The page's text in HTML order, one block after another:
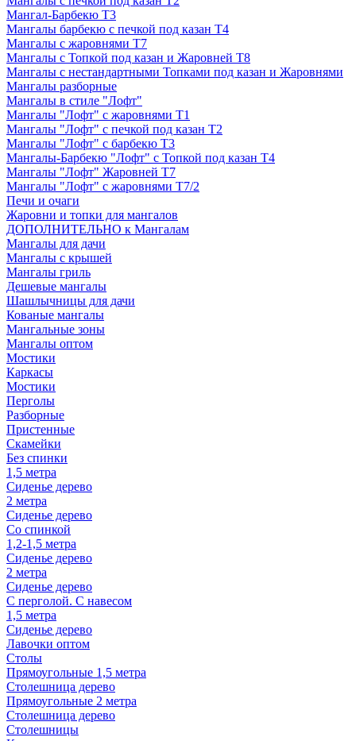
Мангал-Барбекю Т3
Мангалы барбекю с печкой под казан Т4
Мангалы с жаровнями Т7
Мангалы с Топкой под казан и Жаровней Т8
Мангалы с нестандартными Топками под казан и Жаровнями
Мангалы разборные
Мангалы в стиле "Лофт"
Мангалы "Лофт" с жаровнями Т1
Мангалы "Лофт" с печкой под казан Т2
Мангалы "Лофт" с барбекю Т3
Мангалы-Барбекю "Лофт" с Топкой под казан Т4
Мангалы "Лофт" Жаровней Т7
Мангалы "Лофт" с жаровнями Т7/2
Печи и очаги
Жаровни и топки для мангалов
ДОПОЛНИТЕЛЬНО к Мангалам
Мангалы для дачи
Мангалы с крышей
Мангалы гриль
Дешевые мангалы
Шашлычницы для дачи
Кованые мангалы
Мангальные зоны
Мангалы оптом
Мостики
Каркасы
Мостики
Перголы
Разборные
Пристенные
Скамейки
Без спинки
1,5 метра
Сиденье дерево
2 метра
Сиденье дерево
Со спинкой
1,2-1,5 метра
Сиденье дерево
2 метра
Сиденье дерево
С перголой. С навесом
1,5 метра
Сиденье дерево
Лавочки оптом
Столы
Прямоугольные 1,5 метра
Столешница дерево
Прямоугольные 2 метра
Столешница дерево
Столешницы